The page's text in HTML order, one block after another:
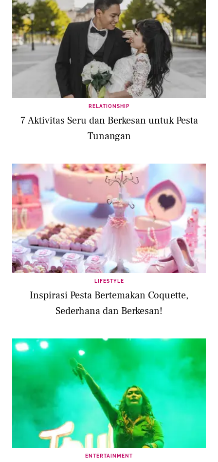
RELATIONSHIP
7 Aktivitas Seru dan Berkesan untuk Pesta
Tunangan
LIFESTYLE
Inspirasi Pesta Bertemakan Coquette,
Sederhana dan Berkesan!
ENTERTAINMENT